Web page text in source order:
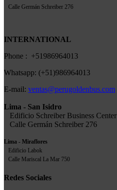
Calle Germán Schreiber 276
INTERNATIONAL
Phone : +51986964013
Whatsapp: (+51)986964013
E-mail: ventas@perugoldenbus.com
Lima - San Isidro
Edificio Schreiber Business Center
Calle Germán Schreiber 276
Lima - Miraflores
Edificio Labok
Calle Mariscal La Mar 750
Redes Sociales